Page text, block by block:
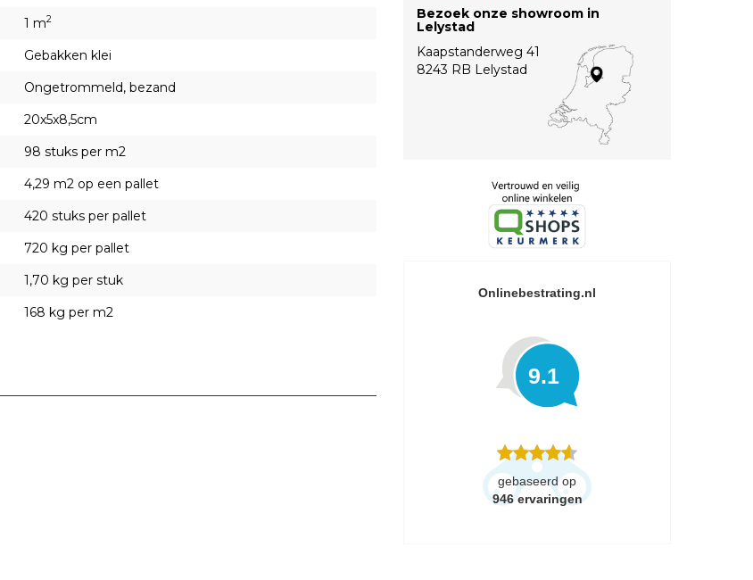
1 m2
Gebakken klei
Ongetrommeld, bezand
20x5x8,5cm
98 stuks per m2
4,29 m2 op een pallet
420 stuks per pallet
720 kg per pallet
1,70 kg per stuk
168 kg per m2
Bezoek onze showroom in
Lelystad
Kaapstanderweg 41
8243 RB Lelystad
Onlinebestrating.nl
9.1
gebaseerd op
946 ervaringen